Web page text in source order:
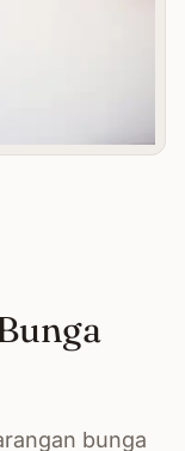
bunga